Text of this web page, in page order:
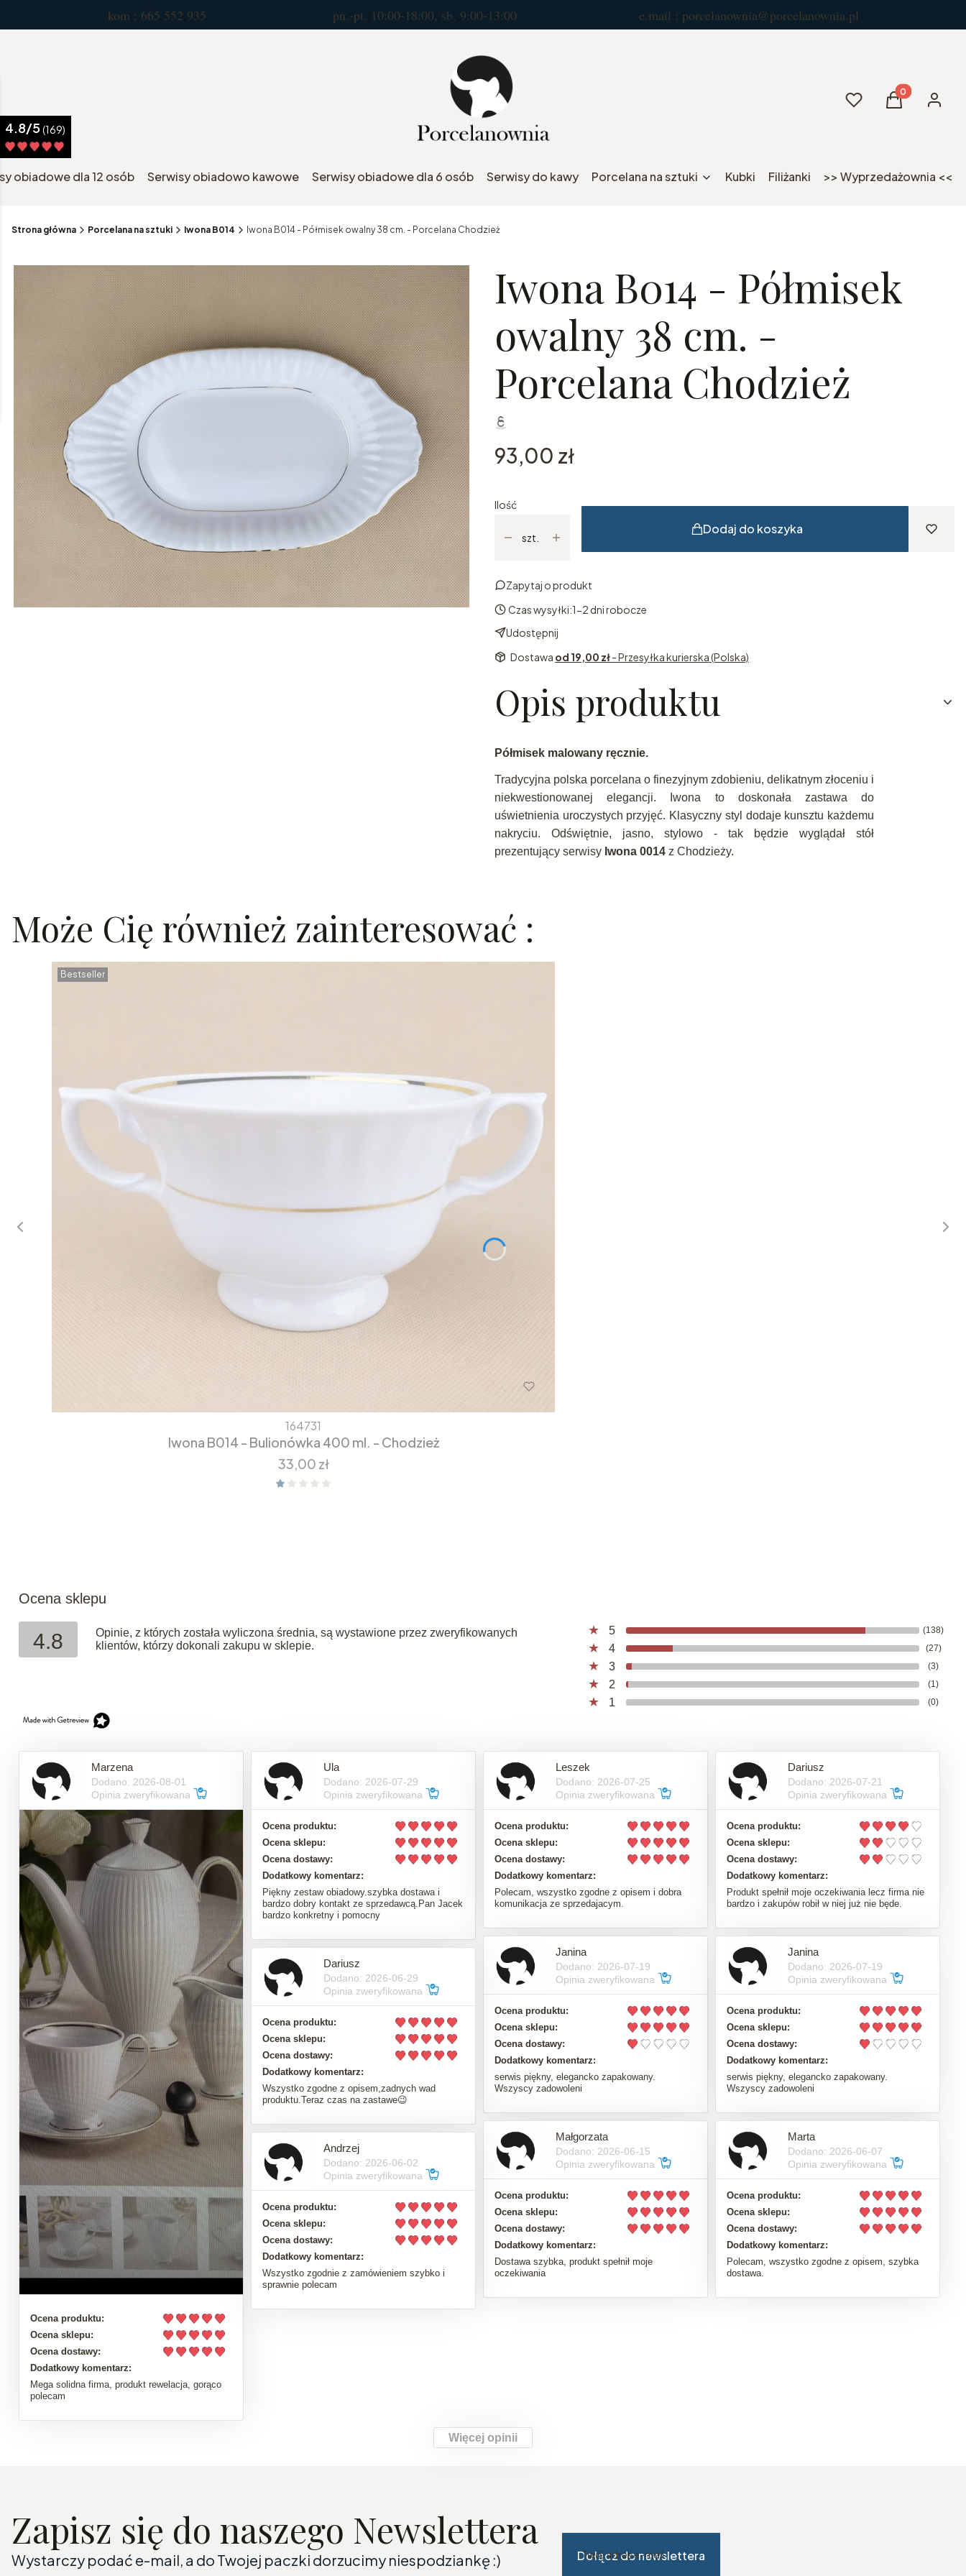
kom : 665 552 935 pn.-pt. 10:00-18:00, sb. 9:00-13:00 e.mail : porcelanownia@porcelanownia.pl
UlubioneProdukty w
Koszyk
obiadowe dla 12 osób Serwisy obiadowo kawowe Serwisy obiadowe dla 6 osób Serwisy do kawy Porcelana na sztuki Kubki Filiżanki >> Wyprzedażownia <<
Strona główna Porcelana na sztuki Iwona B014 Iwona B014 - Półmisek owalny 38 cm. - Porcelana Chodzież
Iwona B014 - Półmisek
owalny 38 cm. -
Porcelana Chodzież
Cena
93,00 zł
Ilość
szt.
Dodaj do koszyka
Zapytaj o produkt
Czas wysyłki:1-2 dni robocze
Udostępnij
Dostawa od 19,00 zł- Przesyłka kurierska (Polska)
Opis produktu
Półmisek malowany ręcznie.
Tradycyjna polska porcelana o finezyjnym zdobieniu, delikatnym złoceniu i
niekwestionowanej elegancji. Iwona to doskonała zastawa do
uświetnienia uroczystych przyjęć. Klasyczny styl dodaje kunsztu każdemu
nakryciu. Odświętnie, jasno, stylowo - tak będzie wyglądał stół
prezentujący serwisy Iwona 0014 z Chodzieży.
Może Cię również zainteresować :
Bestseller
164731
Iwona B014 - Bulionówka 400 ml. - Chodzież
Cena
33,00 zł
Ocena sklepu
4.8
Opinie, z których została wyliczona średnia, są wystawione przez zweryfikowanych
klientów, którzy dokonali zakupu w sklepie.
5 (138)
4 (27)
3 (3)
2 (1)
1 (0)
Marzena
Dodano: 2026-08-01
Opinia zweryfikowana
Ocena produktu:
Ocena sklepu:
Ocena dostawy:
Dodatkowy komentarz:
Mega solidna firma, produkt rewelacja, gorąco
polecam
Ula
Dodano: 2026-07-29
Opinia zweryfikowana
Ocena produktu:
Ocena sklepu:
Ocena dostawy:
Dodatkowy komentarz:
Piękny zestaw obiadowy.szybka dostawa i
bardzo dobry kontakt ze sprzedawcą.Pan Jacek
bardzo konkretny i pomocny
Leszek
Dodano: 2026-07-25
Opinia zweryfikowana
Ocena produktu:
Ocena sklepu:
Ocena dostawy:
Dodatkowy komentarz:
Polecam, wszystko zgodne z opisem i dobra
komunikacja ze sprzedajacym.
Dariusz
Dodano: 2026-07-21
Opinia zweryfikowana
Ocena produktu:
Ocena sklepu:
Ocena dostawy:
Dodatkowy komentarz:
Produkt spełnił moje oczekiwania lecz firma nie
bardzo i zakupów robił w niej już nie będe.
Janina
Dodano: 2026-07-19
Opinia zweryfikowana
Ocena produktu:
Ocena sklepu:
Ocena dostawy:
Dodatkowy komentarz:
serwis piękny, elegancko zapakowany.
Wszyscy zadowoleni
Janina
Dodano: 2026-07-19
Opinia zweryfikowana
Ocena produktu:
Ocena sklepu:
Ocena dostawy:
Dodatkowy komentarz:
serwis piękny, elegancko zapakowany.
Wszyscy zadowoleni
Dariusz
Dodano: 2026-06-29
Opinia zweryfikowana
Ocena produktu:
Ocena sklepu:
Ocena dostawy:
Dodatkowy komentarz:
Wszystko zgodne z opisem,zadnych wad
produktu.Teraz czas na zastawe😉
Małgorzata
Dodano: 2026-06-15
Opinia zweryfikowana
Ocena produktu:
Ocena sklepu:
Ocena dostawy:
Dodatkowy komentarz:
Dostawa szybka, produkt spełnił moje
oczekiwania
Marta
Dodano: 2026-06-07
Opinia zweryfikowana
Ocena produktu:
Ocena sklepu:
Ocena dostawy:
Dodatkowy komentarz:
Polecam, wszystko zgodne z opisem, szybka
dostawa.
Andrzej
Dodano: 2026-06-02
Opinia zweryfikowana
Ocena produktu:
Ocena sklepu:
Ocena dostawy:
Dodatkowy komentarz:
Wszystko zgodnie z zamówieniem szybko i
sprawnie polecam
Więcej opinii
Zapisz się do naszego Newslettera
Wystarczy podać e-mail, a do Twojej paczki dorzucimy niespodziankę :) Twój adres e-mail
Dołącz do newslettera
4.8/5 (169)